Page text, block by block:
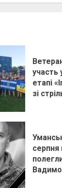
участь
етапі
зі
серпня